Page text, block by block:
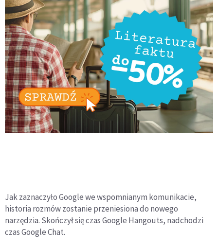
Jak zaznaczyło Google we wspomnianym komunikacie,
historia rozmów zostanie przeniesiona do nowego
narzędzia. Skończył się czas Google Hangouts, nadchodzi
czas Google Chat.